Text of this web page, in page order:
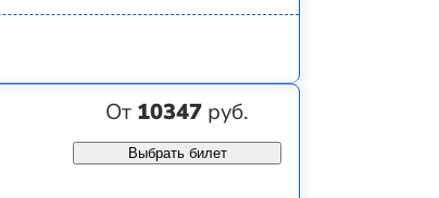
От 10347 руб.
Выбрать билет